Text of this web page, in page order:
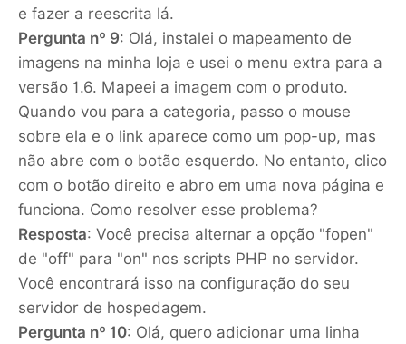
e fazer a reescrita lá.
Pergunta nº 9: Olá, instalei o mapeamento de
imagens na minha loja e usei o menu extra para a
versão 1.6. Mapeei a imagem com o produto.
Quando vou para a categoria, passo o mouse
sobre ela e o link aparece como um pop-up, mas
não abre com o botão esquerdo. No entanto, clico
com o botão direito e abro em uma nova página e
funciona. Como resolver esse problema?
Resposta: Você precisa alternar a opção "fopen"
de "off" para "on" nos scripts PHP no servidor.
Você encontrará isso na configuração do seu
servidor de hospedagem.
Pergunta nº 10: Olá, quero adicionar uma linha